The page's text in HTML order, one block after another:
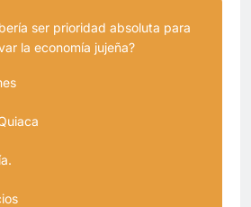
ser prioridad absoluta para
la economía jujeña?